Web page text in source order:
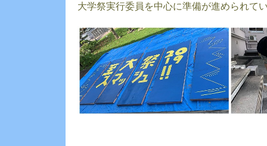
大学祭実行委員を中心に準備が進められて